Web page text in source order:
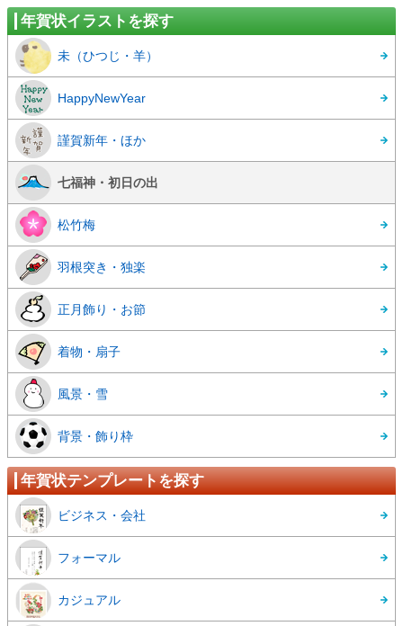
年賀状イラストを探す
未（ひつじ・羊）
HappyNewYear
謹賀新年・ほか
七福神・初日の出
松竹梅
羽根突き・独楽
正月飾り・お節
着物・扇子
風景・雪
背景・飾り枠
年賀状テンプレートを探す
ビジネス・会社
フォーマル
カジュアル